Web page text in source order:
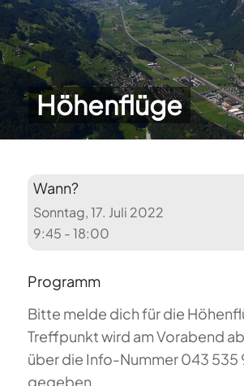
Höhenflüge
Wann?
Sonntag, 17. Juli 2022
9:45 - 18:00
Programm
Bitte melde dich für die
Treffpunkt wird am Vorabend
über die Info-Nummer 043 535
gegeben.